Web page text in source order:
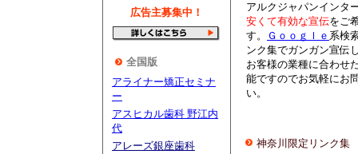
広告主募集中！
全国版
アライナー矯正セミナ
ー
アスヒカル歯科 野江内
代
アレーズ銀座歯科
アルクジャパンインタ
安くて有効な宣伝をご
す。
Ｇｏｏｇｌｅ 系検
ンク集でガンガン宣伝
お客様の業種に合わせ
能ですのでお気軽にお
い。
神奈川限定リンク集